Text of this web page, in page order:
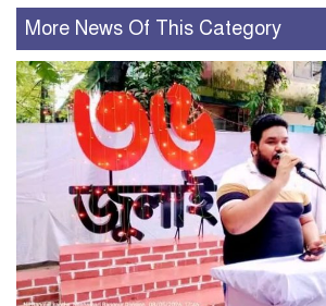
More News Of This Category